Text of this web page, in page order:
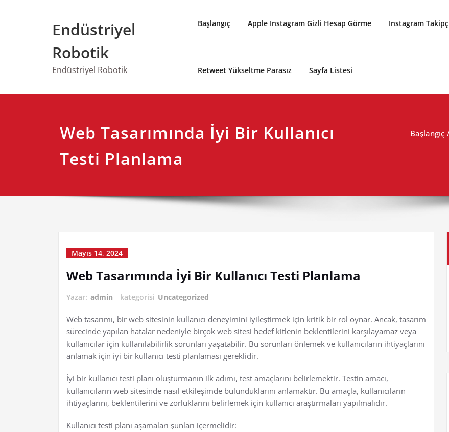
Endüstriyel
Robotik
Endüstriyel Robotik
Başlangıç Apple Instagram Gizli Hesap Görme Instagram
Retweet Yükseltme Parasız Sayfa Listesi
Web Tasarımında İyi Bir Kullanıcı
Testi Planlama
Başlangıç
Mayıs 14, 2024
Web Tasarımında İyi Bir Kullanıcı Testi Planlama
Yazar: admin kategorisi Uncategorized
Web tasarımı, bir web sitesinin kullanıcı deneyimini iyileştirmek için kritik bir rol oynar. Ancak, tasarım
sürecinde yapılan hatalar nedeniyle birçok web sitesi hedef kitlenin beklentilerini karşılayamaz veya
kullanıcılar için kullanılabilirlik sorunları yaşatabilir. Bu sorunları önlemek ve kullanıcıların ihtiyaçlarını
anlamak için iyi bir kullanıcı testi planlaması gereklidir.
İyi bir kullanıcı testi planı oluşturmanın ilk adımı, test amaçlarını belirlemektir. Testin amacı,
kullanıcıların web sitesinde nasıl etkileşimde bulunduklarını anlamaktır. Bu amaçla, kullanıcıların
ihtiyaçlarını, beklentilerini ve zorluklarını belirlemek için kullanıcı araştırmaları yapılmalıdır.
Kullanıcı testi planı aşamaları şunları içermelidir: